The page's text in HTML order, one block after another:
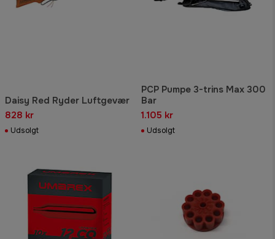
Daisy Red Ryder Luftgevær
828 kr
Udsolgt
PCP Pumpe 3-trins Max 300
Bar
1.105 kr
Udsolgt